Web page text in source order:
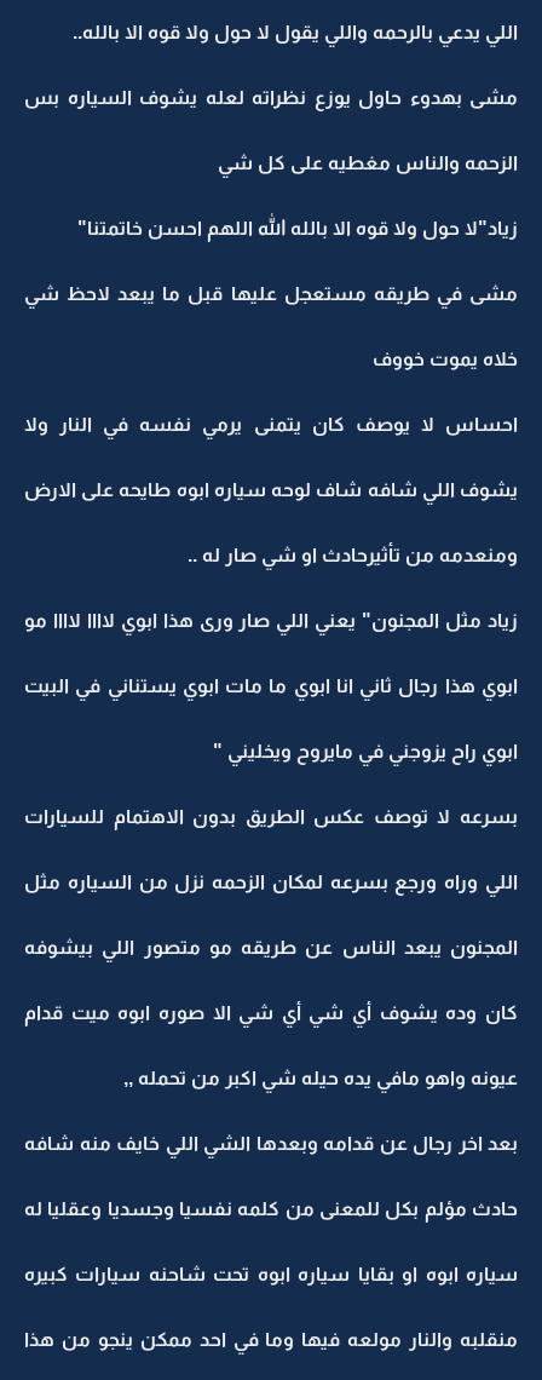
اللي يدعي بالرحمه واللي يقول لا حول ولا قوه الا بالله..
مشى بهدوء حاول يوزع نظراته لعله يشوف السياره بس
الزحمه والناس مغطيه على كل شي
زياد"لا حول ولا قوه الا بالله الله اللهم احسن خاتمتنا"
مشى في طريقه مستعجل عليها قبل ما يبعد لاحظ شي
خلاه يموت خووف
احساس لا يوصف كان يتمنى يرمي نفسه في النار ولا
يشوف اللي شافه شاف لوحه سياره ابوه طايحه على الارض
ومنعدمه من تأثيرحادث او شي صار له ..
زياد مثل المجنون" يعني اللي صار ورى هذا ابوي لاااا لاااا مو
ابوي هذا رجال ثاني انا ابوي ما مات ابوي يستناني في البيت
ابوي راح يزوجني في مايروح ويخليني "
بسرعه لا توصف عكس الطريق بدون الاهتمام للسيارات
اللي وراه ورجع بسرعه لمكان الزحمه نزل من السياره مثل
المجنون يبعد الناس عن طريقه مو متصور اللي بيشوفه
كان وده يشوف أي شي أي شي الا صوره ابوه ميت قدام
عيونه واهو مافي يده حيله شي اكبر من تحمله ,,
بعد اخر رجال عن قدامه وبعدها الشي اللي خايف منه شافه
حادث مؤلم بكل للمعنى من كلمه نفسيا وجسديا وعقليا له
سياره ابوه او بقايا سياره ابوه تحت شاحنه سيارات كبيره
منقلبه والنار مولعه فيها وما في احد ممكن ينجو من هذا